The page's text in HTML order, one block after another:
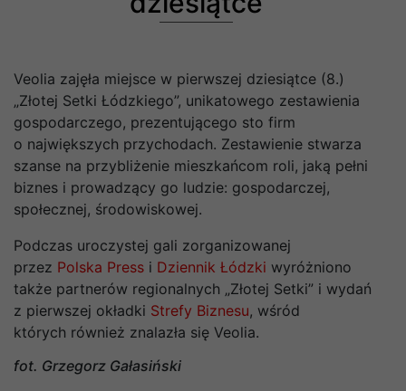
Veolia zajęła miejsce w pierwszej dziesiątce (8.)
„Złotej Setki Łódzkiego”, unikatowego zestawienia
gospodarczego, prezentującego sto firm
o największych przychodach. Zestawienie stwarza
szanse na przybliżenie mieszkańcom roli, jaką pełni
biznes i prowadzący go ludzie: gospodarczej,
społecznej, środowiskowej.
Podczas uroczystej gali zorganizowanej
przez Polska Press i Dziennik Łódzki wyróżniono
także partnerów regionalnych „Złotej Setki” i wydań
z pierwszej okładki Strefy Biznesu, wśród
których również znalazła się Veolia.
fot. Grzegorz Gałasiński